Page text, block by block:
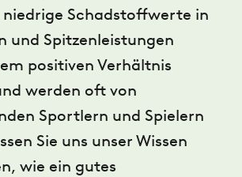
Schadstoffwerte in
und Spitzenleistungen
positiven Verhältnis
werden oft von
Sportlern und Spielern
Sie uns unser Wissen
wie ein gutes